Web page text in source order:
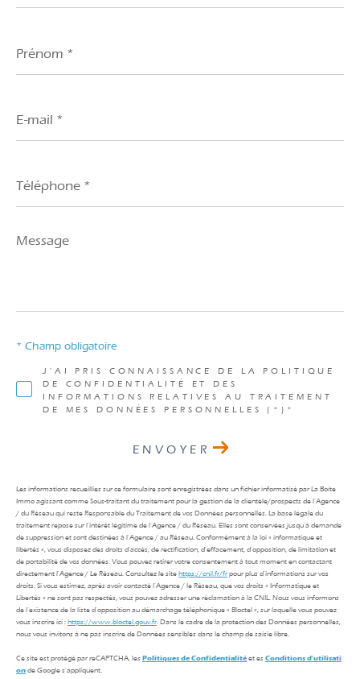
*
mail
*
*
Message
*
J'AI PRIS CONNAISSANCE DE LA POLITIQUE
DE CONFIDENTIALITÉ ET DES
INFORMATIONS RELATIVES AU TRAITEMENT
DE MES DONNÉES PERSONNELLES (*)*
* Champ obligatoire
ENVOYER
Les informations recueillies sur ce formulaire sont enregistrées dans un fichier informatisé par La Boite
Immo agissant comme Sous-traitant du traitement pour la gestion de la clientèle/prospects de l'Agence
/ du Réseau qui reste Responsable du Traitement de vos Données personnelles. La base légale du
traitement repose sur l'intérêt légitime de l'Agence / du Réseau. Elles sont conservées jusqu'à demande
de suppression et sont destinées à l'Agence / au Réseau. Conformément à la loi « informatique et
libertés », vous disposez des droits d’accès, de rectification, d’effacement, d’opposition, de limitation et
de portabilité de vos données. Vous pouvez retirer votre consentement à tout moment en contactant
directement l’Agence / Le Réseau. Consultez le site https://cnil.fr/fr pour plus d’informations sur vos
droits. Si vous estimez, après avoir contacté l'Agence / le Réseau, que vos droits « Informatique et
Libertés » ne sont pas respectés, vous pouvez adresser une réclamation à la CNIL. Nous vous informons
de l’existence de la liste d'opposition au démarchage téléphonique « Bloctel », sur laquelle vous pouvez
vous inscrire ici : https://www.bloctel.gouv.fr. Dans le cadre de la protection des Données personnelles,
nous vous invitons à ne pas inscrire de Données sensibles dans le champ de saisie libre.
Ce site est protégé par reCAPTCHA, les Politiques de Confidentialité et es Conditions d'utilisati
on de Google s'appliquent.